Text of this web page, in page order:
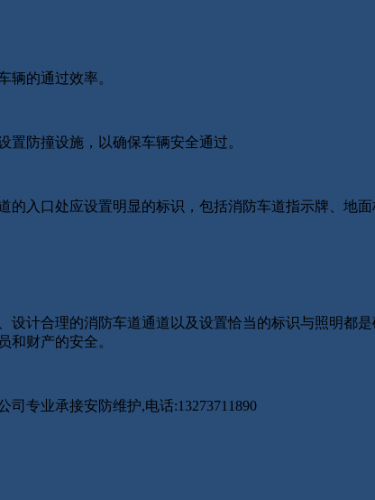
的通过效率。
防撞设施，以确保车辆安全通过。
入口处应设置明显的标识，包括消防车道指示牌、地
合理的消防车道通道以及设置恰当的标识与照明都是
和财产的安全。
专业承接安防维护,电话:13273711890